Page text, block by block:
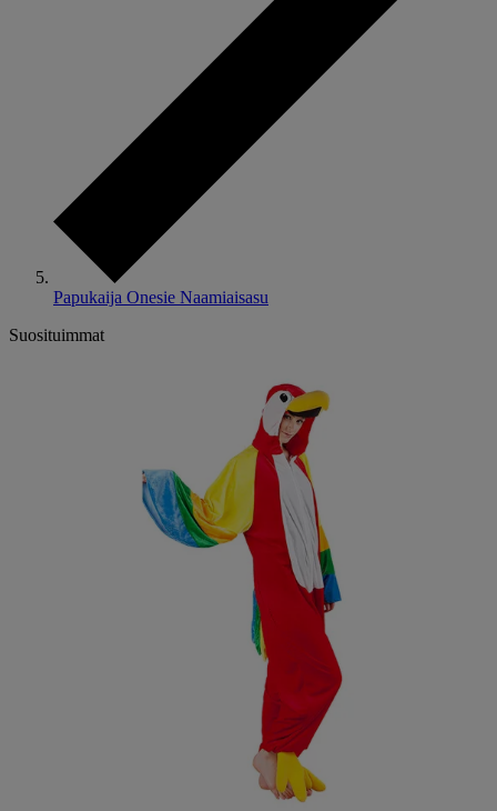
Papukaija Onesie Naamiaisasu
Suosituimmat